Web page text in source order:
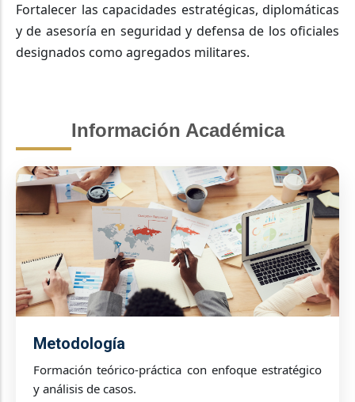
Fortalecer las capacidades estratégicas, diplomáticas
y de asesoría en seguridad y defensa de los oficiales
designados como agregados militares.
Información Académica
Metodología
Formación teórico-práctica con enfoque estratégico
y análisis de casos.